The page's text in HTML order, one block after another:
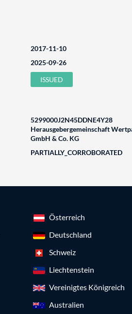
2017-11-10
2025-09-26
ISSUED
5299000J2N45DDNE4Y28
Herausgebergemeinschaft
GmbH & Co. KG
PARTIALLY_CORROBORATED
Österreich
Deutschland
Schweiz
Liechtenstein
Vereinigtes Königreich
Australien